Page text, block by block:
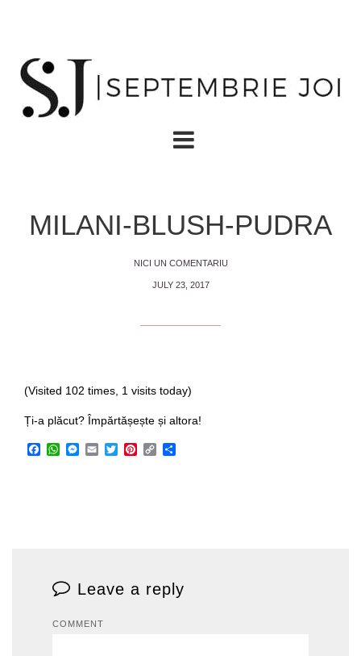
MILANI-BLUSH-PUDRA
NICI UN COMENTARIU
JULY 23, 2017
(Visited 102 times, 1 visits today)
Ți-a plăcut? Împărtășește și altora!
Facebook
WhatsApp
Messenger
EmailTwitterPinterest
Copy
Leave a reply
COMMENT